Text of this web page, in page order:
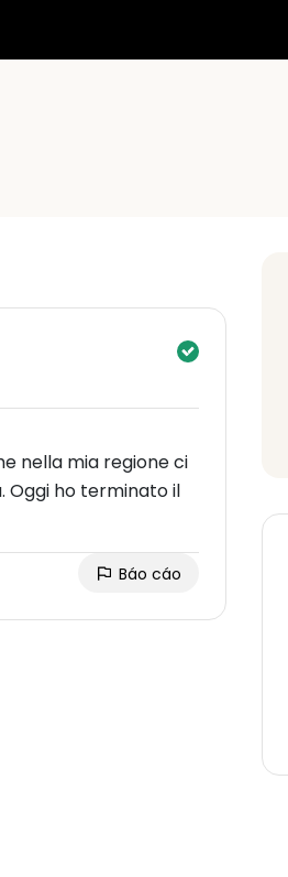
mia regione ci
Oggi ho terminato il
Báo cáo